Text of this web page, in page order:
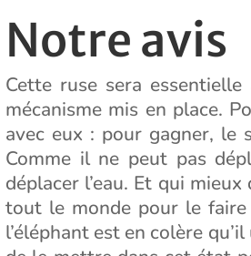
Notre avis
Cette ruse sera
mécanisme mis en place.
avec eux : pour gagner, le
Comme il ne peut pas
déplacer l’eau. Et qui
tout le monde pour le faire
l’éléphant est en colère